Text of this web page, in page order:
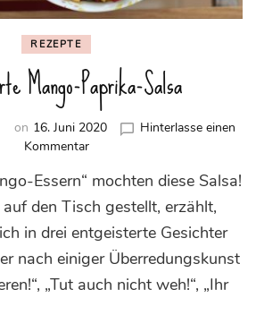
REZEPTE
Mango-Paprika-Salsa
on 16. Juni 2020
Hinterlasse einen
Kommentarzu
Mango-
Paprika-
Essern“ mochten diese Salsa!
den Tisch gestellt, erzählt,
in drei entgeisterte Gesichter
nach einiger Überredungskunst
„Tut auch nicht weh!“, „Ihr